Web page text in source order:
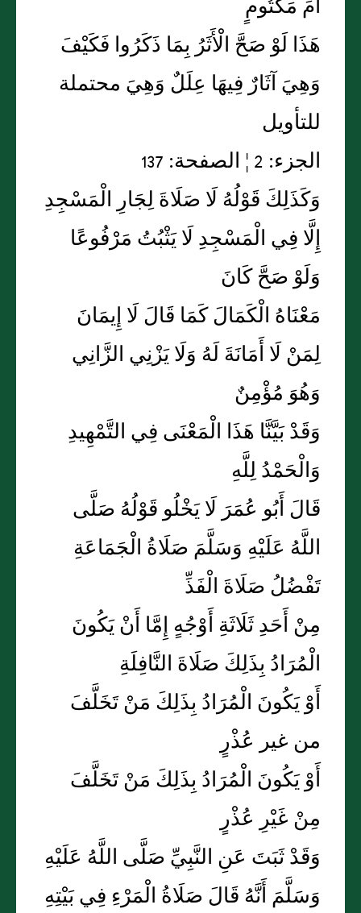
هَذَا لَوْ صَحَّ الْأَثَرُ بِمَا ذَكَرُوا فَكَيْفَ
وَهِيَ آثَارٌ فِيهَا عِلَلٌ وَهِيَ محتملة
للتأويل
الجزء: 2 ¦ الصفحة: 137
وَكَذَلِكَ قَوْلُهُ لَا صَلَاةَ لِجَارِ الْمَسْجِدِ
إِلَّا فِي الْمَسْجِدِ لَا يَثْبُتُ مَرْفُوعًا
وَلَوْ صَحَّ كَانَ
مَعْنَاهُ الْكَمَالَ كَمَا قَالَ لَا إِيمَانَ
لِمَنْ لَا أَمَانَةَ لَهُ وَلَا يَزْنِي الزَّانِي
وَهُوَ مُؤْمِنٌ
وَقَدْ بَيَّنَّا هَذَا الْمَعْنَى فِي التَّمْهِيدِ
وَالْحَمْدُ لِلَّهِ
قَالَ أَبُو عُمَرَ لَا يَخْلُو قَوْلُهُ صَلَّى
اللَّهُ عَلَيْهِ وَسَلَّمَ صَلَاةُ الْجَمَاعَةِ
تَفْضُلُ صَلَاةَ الْفَذِّ
مِنْ أَحَدِ ثَلَاثَةِ أَوْجُهٍ إِمَّا أَنْ يَكُونَ
الْمُرَادُ بِذَلِكَ صَلَاةَ النَّافِلَةِ
أَوْ يَكُونَ الْمُرَادُ بِذَلِكَ مَنْ تَخَلَّفَ
من غير عُذْرٍ
أَوْ يَكُونَ الْمُرَادُ بِذَلِكَ مَنْ تَخَلَّفَ
مِنْ غَيْرِ عُذْرٍ
وَقَدْ ثَبَتَ عَنِ النَّبِيِّ صَلَّى اللَّهُ عَلَيْهِ
وَسَلَّمَ أَنَّهُ قَالَ صَلَاةُ الْمَرْءِ فِي بَيْتِهِ